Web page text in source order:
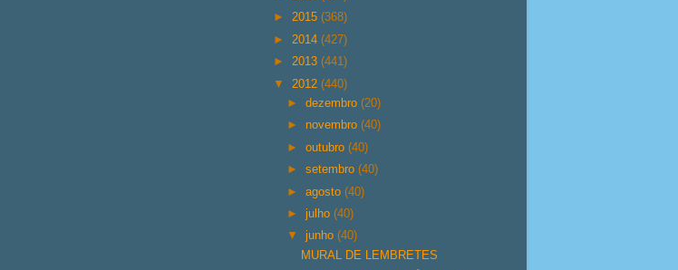
► 2015 (368)
► 2014 (427)
► 2013 (441)
▼ 2012 (440)
►dezembro(20)
► novembro(40)
►outubro(40)
►setembro(40)
►agosto(40)
►julho(40)
▼junho(40)
MURAL DE LEMBRETES